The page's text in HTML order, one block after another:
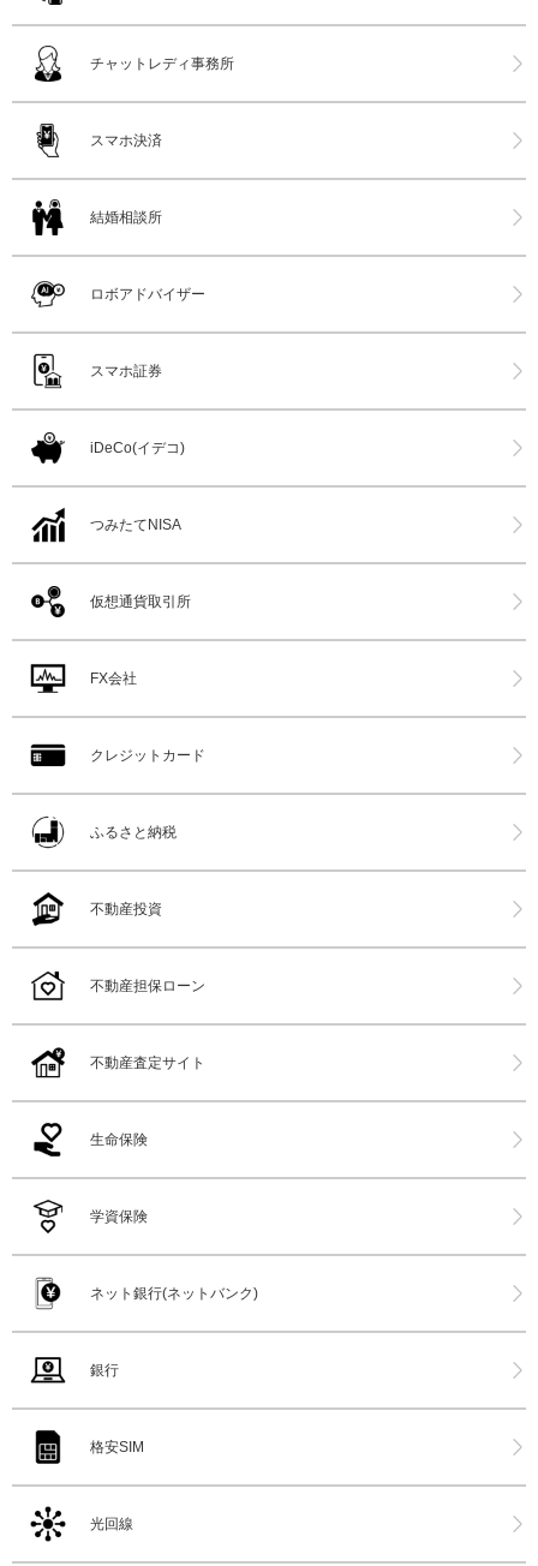
チャットレディ事務所
スマホ決済
結婚相談所
ロボアドバイザー
スマホ証券
iDeCo(イデコ)
つみたてNISA
仮想通貨取引所
FX会社
クレジットカード
ふるさと納税
不動産投資
不動産担保ローン
不動産査定サイト
生命保険
学資保険
ネット銀行(ネットバンク)
銀行
格安SIM
光回線